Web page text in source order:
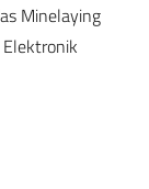
Minelaying